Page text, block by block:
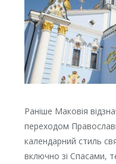
Раніше Маковія
переходом
календарний стиль
включно зі Спасами,